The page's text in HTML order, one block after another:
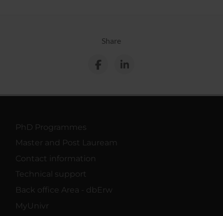
Share
PhD Programmes
Master and Post Lauream
Contact information
Technical support
Back office Area - dbErw
MyUnivr